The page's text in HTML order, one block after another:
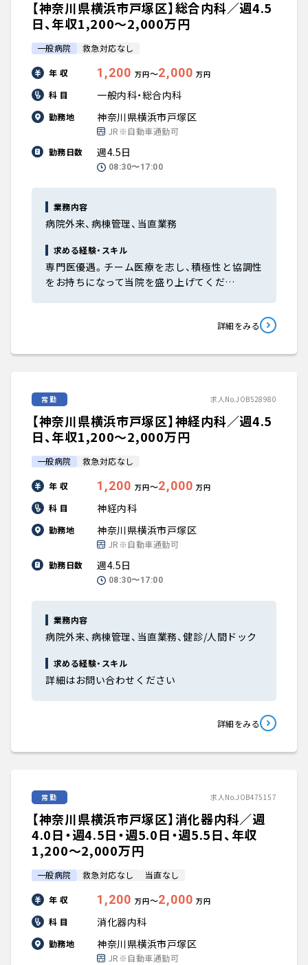
【神奈川県横浜市戸塚区】総合内科／週4.5
日、年収1,200〜2,000万円
一般病院 救急対応なし
年 収 1,200 万円〜2,000 万円
科 目 一般内科・総合内科
勤務地 神奈川県横浜市戸塚区
JR※自動車通勤可
勤務日数
週4.5日
08:30〜17:00
業務内容
病院外来、病棟管理、当直業務
求める経験・スキル
専門医優遇。チーム医療を志し、積極性と協調性
をお持ちになって当院を盛り上げてくだ…
詳細をみる
常勤 求人No.JOB528980
【神奈川県横浜市戸塚区】神経内科／週4.5
日、年収1,200〜2,000万円
一般病院 救急対応なし
年 収 1,200 万円〜2,000 万円
科 目 神経内科
勤務地 神奈川県横浜市戸塚区
JR※自動車通勤可
勤務日数
週4.5日
08:30〜17:00
業務内容
病院外来、病棟管理、当直業務、健診/人間ドック
求める経験・スキル
詳細はお問い合わせください
詳細をみる
常勤 求人No.JOB475157
【神奈川県横浜市戸塚区】消化器内科／週
4.0日・週4.5日・週5.0日・週5.5日、年収
1,200〜2,000万円
一般病院 救急対応なし 当直なし
年 収 1,200 万円〜2,000 万円
科 目 消化器内科
勤務地 神奈川県横浜市戸塚区
JR※自動車通勤可